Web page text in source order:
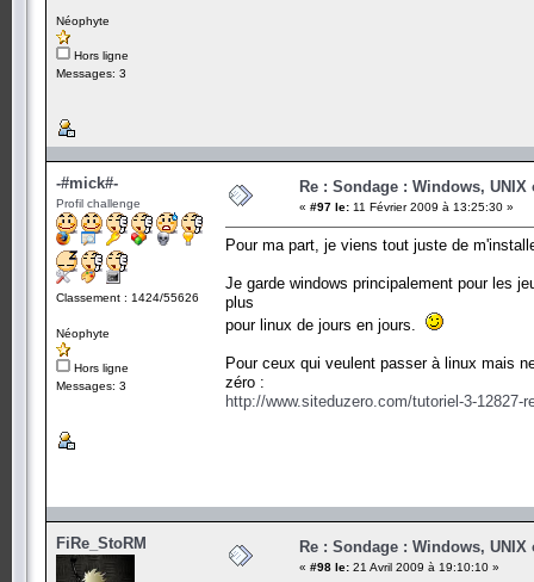
Néophyte
Hors ligne
Messages: 3
-#mick#-
Profil challenge
Classement : 1424/55626
Néophyte
Hors ligne
Messages: 3
Re : Sondage : Windows, UNIX
« #97 le: 11 Février 2009 à 13:25:30 »
Pour ma part, je viens tout juste de
Je garde windows principalement pour les
plus
pour linux de jours en jours.
Pour ceux qui veulent passer à linux mais
zéro :
http://www.siteduzero.com/tutoriel-3-12827-
FiRe_StoRM Re : Sondage : Windows, UNIX
« #98 le: 21 Avril 2009 à 19:10:10 »